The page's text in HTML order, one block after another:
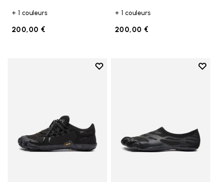
+ 1 couleurs
200,00 €
+ 1 couleurs
200,00 €
Add to wishlist
Add